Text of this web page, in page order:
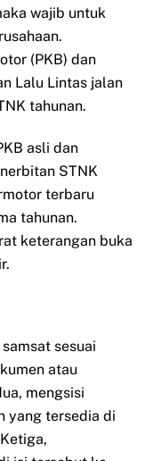
wajib untuk
(PKB) dan
Lalu Lintas jalan
tahunan.
asli dan
STNK
terbaru
tahunan.
keterangan buka
sesuai
atau
mengsisi
yang tersedia di